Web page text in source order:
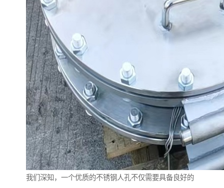
我们深知，一个优质的不锈钢人孔不仅需要具备良好的